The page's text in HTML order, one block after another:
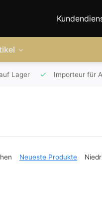
Lager Importeur für
Neueste Produkte